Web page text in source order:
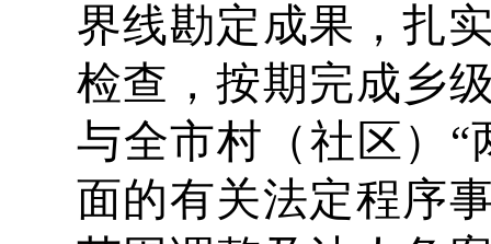
界线勘定成果，扎
检查，按期完成乡
与全市村（社区）
面的有关法定程序